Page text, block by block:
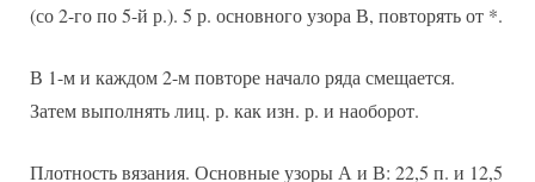
(со 2-го по 5-й р.). 5 р. основного узора В, повторять от *.
В 1-м и каждом 2-м повторе начало ряда смещается.
Затем выполнять лиц. р. как изн. р. и наоборот.
Плотность вязания. Основные узоры А и В: 22,5 п. и 12,5